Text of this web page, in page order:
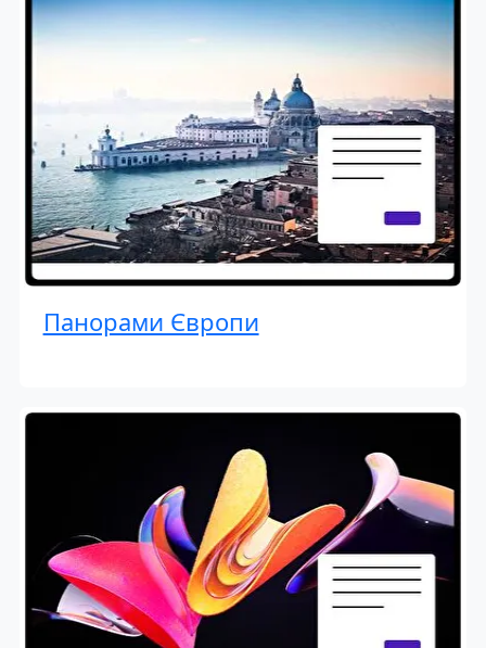
Панорами Європи